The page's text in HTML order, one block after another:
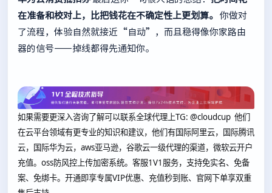
在准备和校对上，比把钱花在不确定性上更划算。
你做对
了流程，体验自然就接近“自动”，而且稳得像你家路由
器的信号——掉线都得先通知你。
如果需要更深入咨询了解可以联系全球代理上TG: @cloudcup 他们
在云平台领域有更专业的知识和建议，他们有国际阿里云，国际腾讯
云，国际华为云，aws亚马逊，谷歌云一级代理的渠道，微软云开户
充值。oss防风控上传加密系统。客服1V1服务，支持免实名、免备
案、免绑卡。开通即享专属VIP优惠、充值秒到账、官网下单享双重